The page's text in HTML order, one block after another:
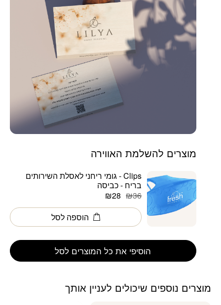
מוצרים להשלמת האווירה
Clips - גומי ריחני לאסלת השירותים
בריח - כביסה
₪36
המחיר
המקורי
היה:
₪36.
₪28המחיר
הנוכחי
הוא:
₪28.
הוספה לסל
הוסיפי את כל המוצרים לסל
מוצרים נוספים שיכולים לעניין אותך